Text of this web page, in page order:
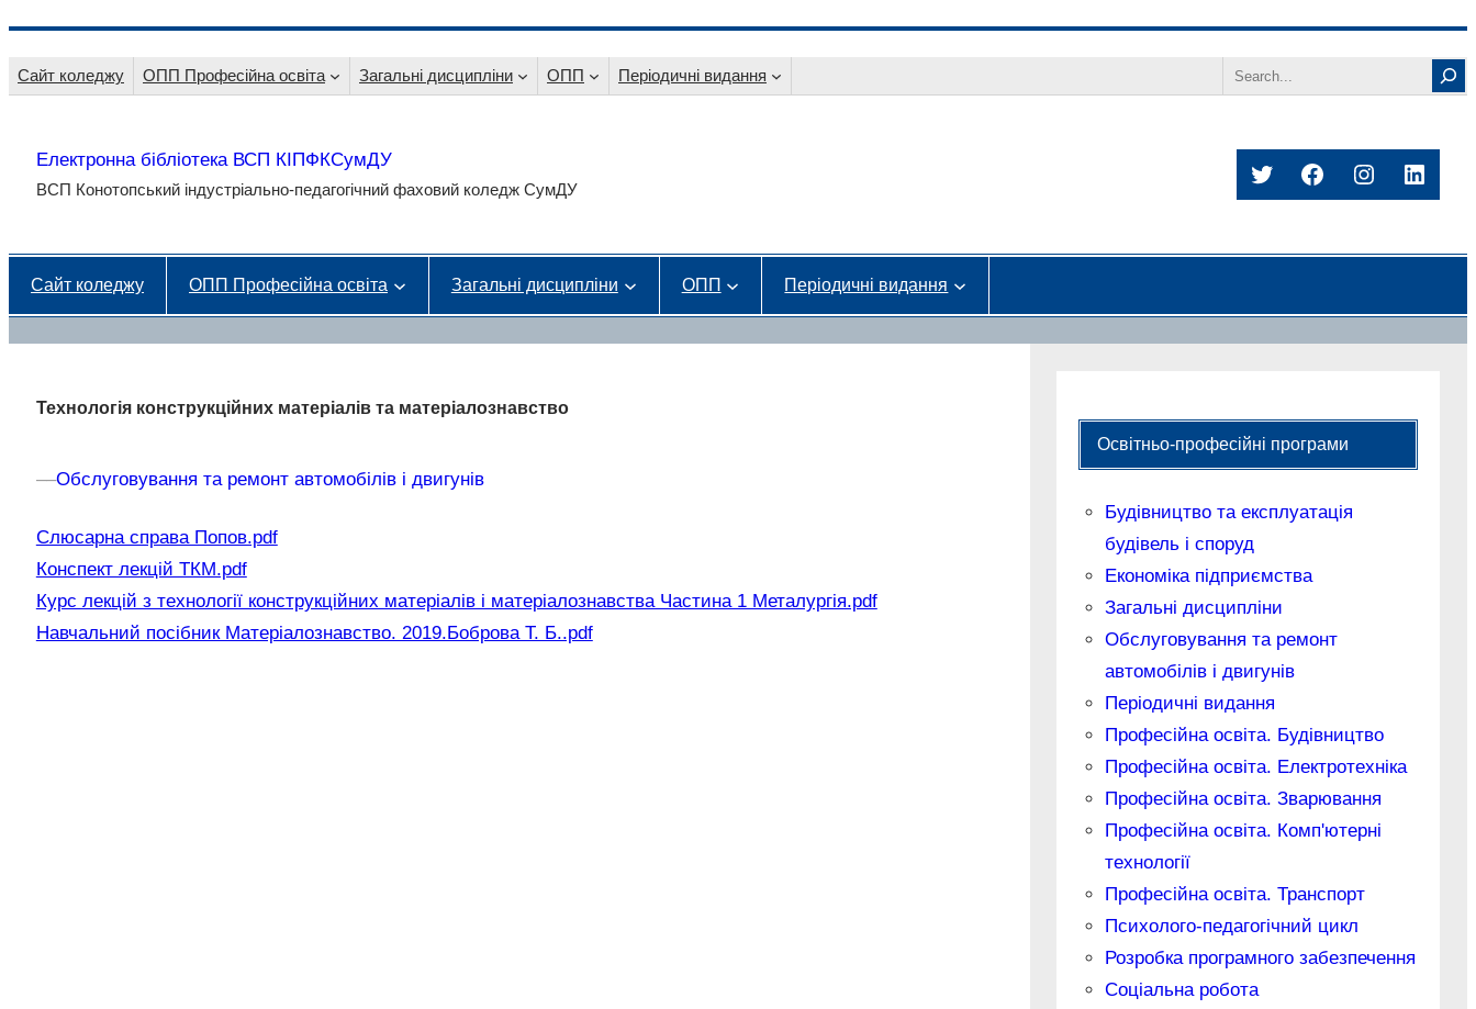
до
Сайт коледжу ОПП Професійна освіта Загальні дисципліни ОПП Періодичні видання Search
Електронна бібліотека ВСП КІПФКСумДУ
ВСП Конотопський індустріально-педагогічний фаховий коледж СумДУ
TwitterFacebook
Instagram
Сайт коледжу ОПП Професійна освіта Загальні дисципліни ОПП Періодичні видання
Технологія конструкційних матеріалів та матеріалознавство
––Обслуговування та ремонт автомобілів і двигунів
Слюсарна справа Попов.pdf
Конспект лекцій ТКМ.pdf
Курс лекцій з технології конструкційних матеріалів і матеріалознавства Частина 1 Металургія.pdf
Навчальний посібник Матеріалознавство. 2019.Боброва Т. Б..pdf
Освітньо-професійні програми
Будівництво та експлуатація
будівель і споруд
Економіка підприємства
Загальні дисципліни
Обслуговування та ремонт
автомобілів і двигунів
Періодичні видання
Професійна освіта. Будівництво
Професійна освіта. Електротехніка
Професійна освіта. Зварювання
Професійна освіта. Комп'ютерні
технології
Професійна освіта. Транспорт
Психолого-педагогічний цикл
Розробка програмного забезпечення
Соціальна робота